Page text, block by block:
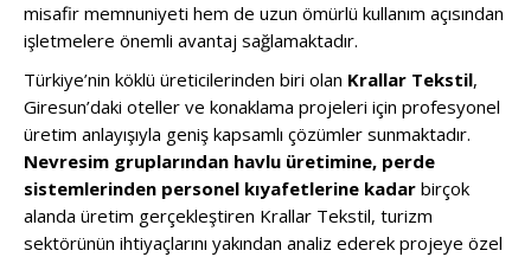
misafir memnuniyeti hem de uzun ömürlü kullanım açısından
işletmelere önemli avantaj sağlamaktadır.
Türkiye’nin köklü üreticilerinden biri olan Krallar Tekstil,
Giresun’daki oteller ve konaklama projeleri için profesyonel
üretim anlayışıyla geniş kapsamlı çözümler sunmaktadır.
Nevresim gruplarından havlu üretimine, perde
sistemlerinden personel kıyafetlerine kadar birçok
alanda üretim gerçekleştiren Krallar Tekstil, turizm
sektörünün ihtiyaçlarını yakından analiz ederek projeye özel